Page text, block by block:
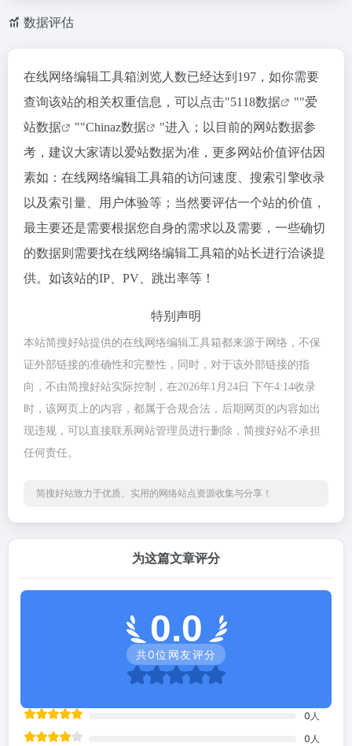
数据评估
在线网络编辑工具箱浏览人数已经达到197，如你需要
查询该站的相关权重信息，可以点击"5118数据 ""爱
站数据
""Chinaz数据
"进入；以目前的网站数据参
考，建议大家请以爱站数据为准，更多网站价值评估因
素如：在线网络编辑工具箱的访问速度、搜索引擎收录
以及索引量、用户体验等；当然要评估一个站的价值，
最主要还是需要根据您自身的需求以及需要，一些确切
的数据则需要找在线网络编辑工具箱的站长进行洽谈提
供。如该站的IP、PV、跳出率等！
特别声明
本站简搜好站提供的在线网络编辑工具箱都来源于网络，不保
证外部链接的准确性和完整性，同时，对于该外部链接的指
向，不由简搜好站实际控制，在2026年1月24日 下午4:14收录
时，该网页上的内容，都属于合规合法，后期网页的内容如出
现违规，可以直接联系网站管理员进行删除，简搜好站不承担
任何责任。
简搜好站致力于优质、实用的网络站点资源收集与分享！
为这篇文章评分
0.0
共0位网友评分
0 人
0 人